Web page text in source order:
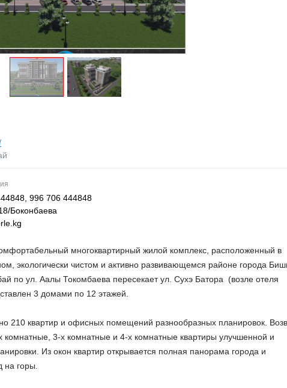
996 706 444848
Боконбаева
многоквартирный жилой комплекс, расположенный в
экологически чистом и активно развивающемся районе города
по ул. Аалы Токомбаева пересекает ул. Сухэ Батора (возле отеля
3 домами по 12 этажей.
210 квартир и офисных помещений разнообразных планировок.
комнатные, 3-х комнатные и 4-х комнатные квартиры улучшенной и
Из окон квартир открывается полная панорама города и
горы.